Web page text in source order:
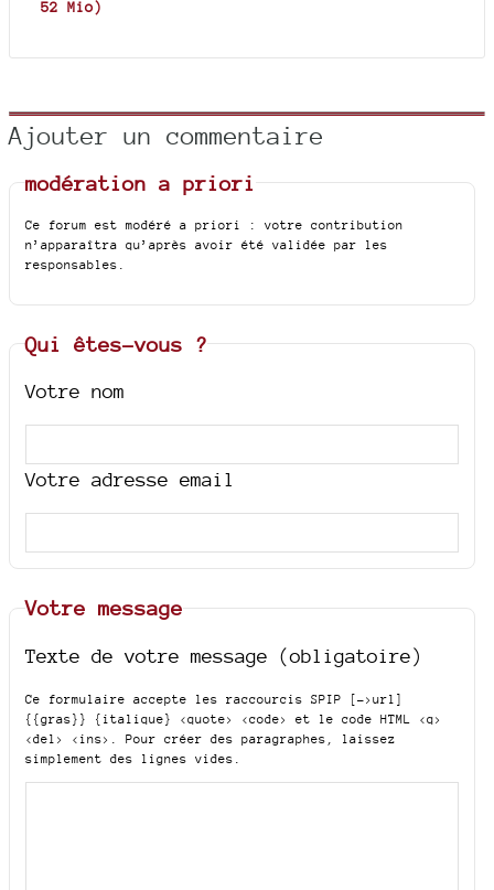
52 Mio)
Ajouter un commentaire
modération a priori
Ce forum est modéré a priori : votre contribution
n’apparaîtra qu’après avoir été validée par les
responsables.
Qui êtes-vous ?
Votre nom
Votre adresse email
Votre message
Texte de votre message (obligatoire)
Ce formulaire accepte les raccourcis SPIP
[->url]
{{gras}} {italique} <quote> <code>
et le code HTML <q>
<del> <ins>
. Pour créer des paragraphes, laissez
simplement des lignes vides.